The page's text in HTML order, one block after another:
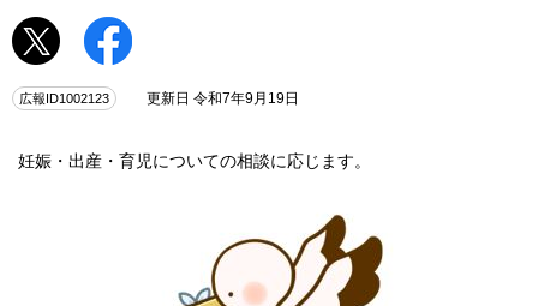
広報ID1002123 更新日 令和7年9月19日
妊娠・出産・育児についての相談に応じます。